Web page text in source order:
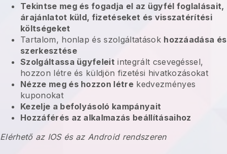
Tekintse meg és fogadja el az ügyfél foglalásait,
árajánlatot küld, fizetéseket és visszatérítési
költségeket
Tartalom, honlap és szolgáltatások hozzáadása és
szerkesztése
Szolgáltassa ügyfeleit integrált csevegéssel,
hozzon létre és küldjön fizetési hivatkozásokat
Nézze meg és hozzon létre kedvezményes
kuponokat
Kezelje a befolyásoló kampányait
Hozzáférés az alkalmazás beállításaihoz
Elérhető az IOS és az Android rendszeren